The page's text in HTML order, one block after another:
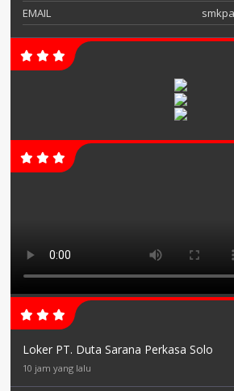
EMAIL
Loker PT. Duta Sarana Perkasa Solo
10 jam yang lalu